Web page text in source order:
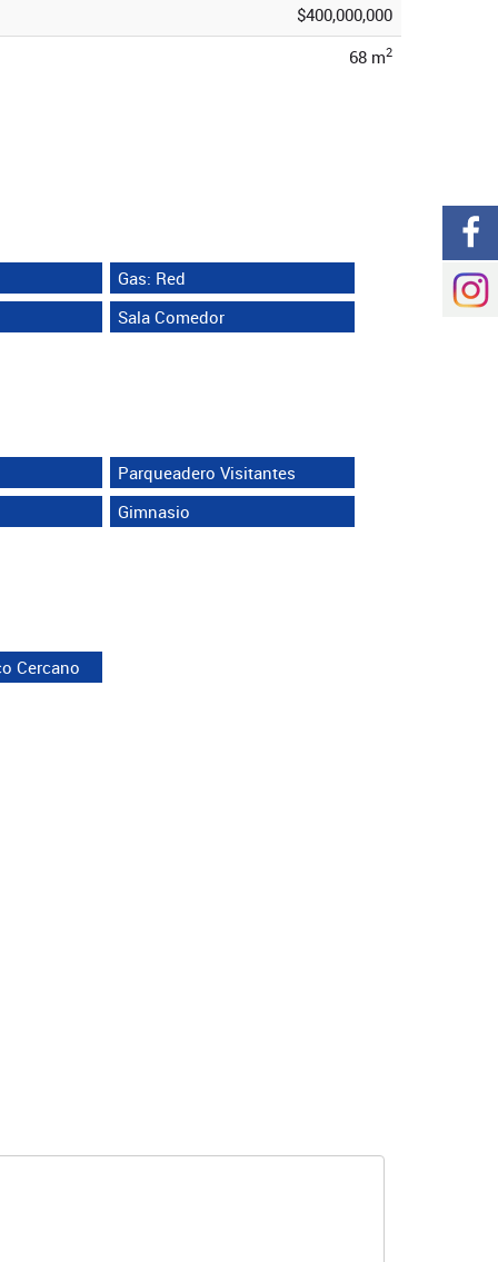
$400,000,000
68 m2
Gas: Red
Sala Comedor
Parqueadero Visitantes
Gimnasio
Cercano